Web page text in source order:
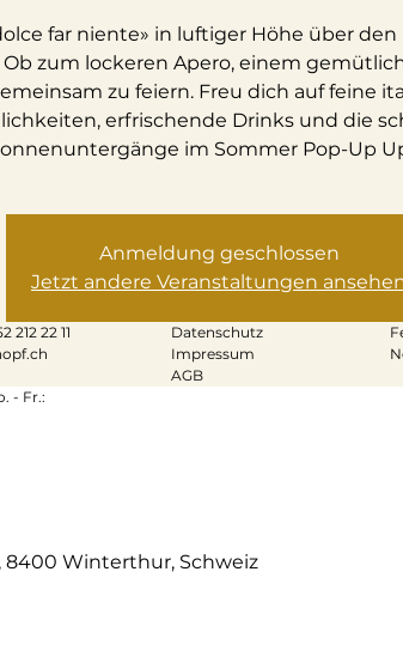
far niente» in luftiger Höhe über den
zum lockeren Apero, einem
zu feiern. Freu dich auf feine
erfrischende Drinks und die
im Sommer Pop-Up
Anmeldung geschlossen
Jetzt andere Veranstaltungen
Winterthur, Schweiz
212 22 11
- Fr.:
Datenschutz
Impressum
AGB